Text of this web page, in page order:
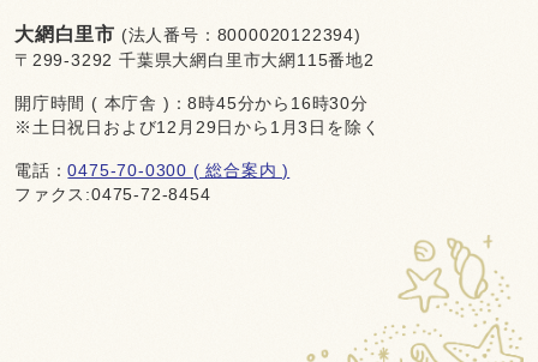
大網白里市 (法人番号：8000020122394)
〒299-3292 千葉県大網白里市大網115番地2
開庁時間 ( 本庁舎 )：8時45分から16時30分
※土日祝日および12月29日から1月3日を除く
電話：0475-70-0300 ( 総合案内 )
ファクス:0475-72-8454